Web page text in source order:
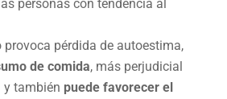
personas con tendencia al
provoca pérdida de autoestima,
de comida, más perjudicial
también puede favorecer el